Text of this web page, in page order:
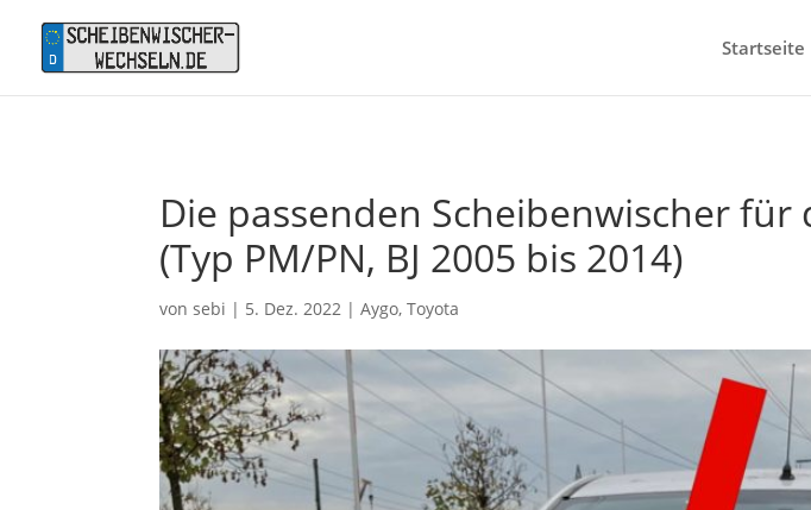
Startseite
Die passenden Scheibenwischer
(Typ PM/PN, BJ 2005 bis 2014)
vonsebi | 5. Dez. 2022 |Aygo,Toyota